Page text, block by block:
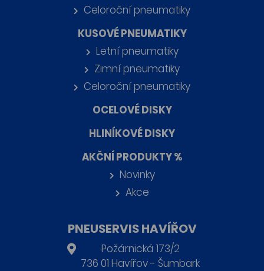
Celoroční pneumatiky
KUSOVÉ PNEUMATIKY
Letní pneumatiky
Zimní pneumatiky
Celoroční pneumatiky
OCELOVÉ DISKY
HLINÍKOVÉ DISKY
AKČNÍ PRODUKTY %
Novinky
Akce
PNEUSERVIS HAVÍŘOV
Požárnická 173/2
736 01 Havířov - Šumbark